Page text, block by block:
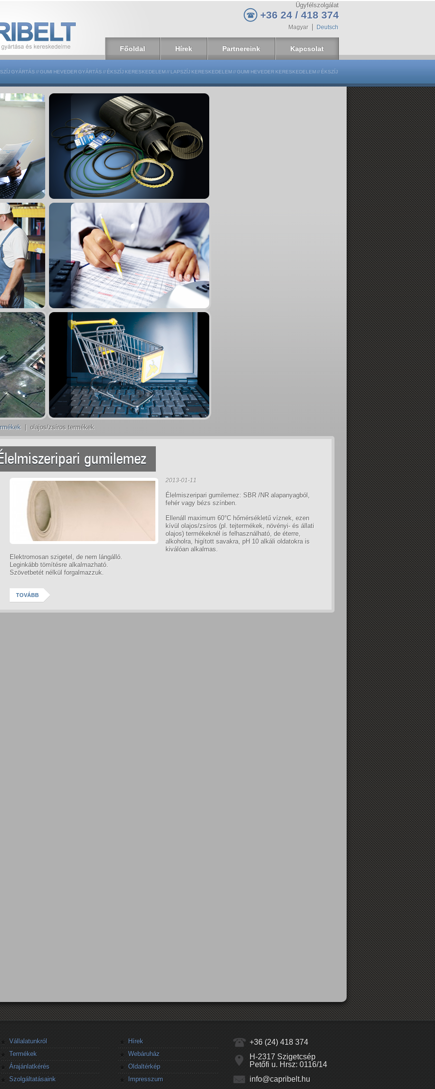
Ügyfélszolgálat
+36 24 / 418 374
Magyar Deutsch
Főoldal Hírek Partnereink Kapcsolat
GYÁRTÁS //GUMI HEVEDER GYÁRTÁS // ÉKSZÍJ KERESKEDELEM// LAPSZÍJ KERESKEDELEM//GUMI HEVEDER KERESKEDELEM// ÉKSZÍJ
| olajos/zsíros termékek
gumilemez
2013-01-11
Élelmiszeripari gumilemez: SBR /NR alapanyagból,
fehér vagy bézs színben.
Ellenáll maximum 60°C hőmérsékletű víznek, ezen
kívül olajos/zsíros (pl. tejtermékek, növényi- és állati
olajos) termékeknél is felhasználható, de éterre,
alkoholra, higított savakra, pH 10 alkáli oldatokra is
kiválóan alkalmas.
Elektromosan szigetel, de nem lángálló.
Leginkább tömítésre alkalmazható.
Szövetbetét nélkül forgalmazzuk.
TOVÁBB
Vállalatunkról
Termékek
Árajánlatkérés
Szolgáltatásaink
Hírek
Webáruház
Oldaltérkép
Impresszum
+36 (24) 418 374
H-2317 Szigetcsép
Petőfi u. Hrsz: 0116/14
info@capribelt.hu